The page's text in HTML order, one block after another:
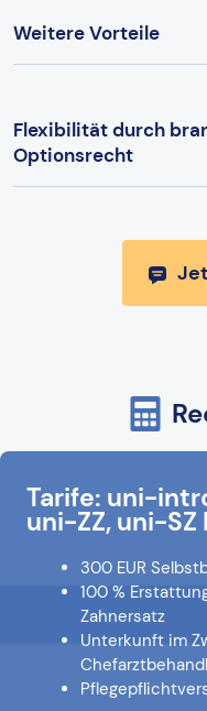
Weitere Vorteile
Flexibilität durch
Optionsrecht
Tarife: uni-
uni-ZZ, uni-SZ
300 EUR
100 %
Zahnersatz
Unterkunft im